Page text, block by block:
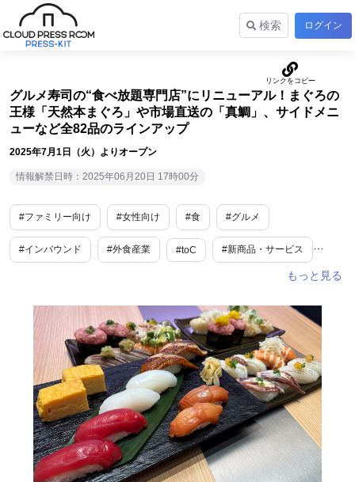
検索 ログイン
グルメ寿司の“食べ放題専門店”にリニューアル！まぐろの
王様「天然本まぐろ」や市場直送の「真鯛」、サイドメニ
ューなど全82品のラインアップ
2025年7月1日（火）よりオープン
情報解禁日時：2025年06月20日 17時00分
#ファミリー向け #女性向け #食 #グルメ
#インバウンド #外食産業 #toC #新商品・サービス